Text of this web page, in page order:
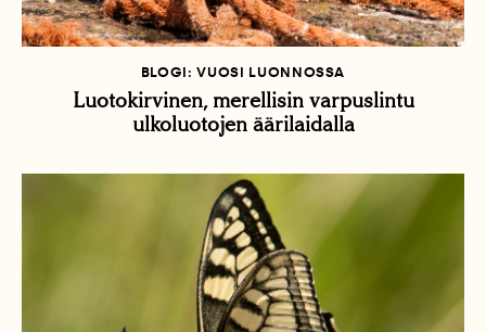
BLOGI: VUOSI LUONNOSSA
Luotokirvinen, merellisin varpuslintu
ulkoluotojen äärilaidalla